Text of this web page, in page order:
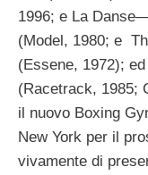
1996; e La
(Model, 1980; e
(Essene, 1972);
(Racetrack, 1985;
il nuovo Boxing
New York per il
vivamente di